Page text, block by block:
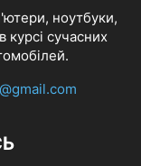
ноутбуки,
курсі сучасних